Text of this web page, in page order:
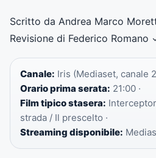
Scritto da Andrea Marco
Revisione di Federico Romano
Canale: Iris (Mediaset, canale
Orario prima serata: 21:00 ·
Film tipico stasera:
strada / Il prescelto ·
Streaming disponibile: